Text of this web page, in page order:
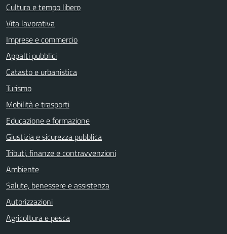
Cultura e tempo libero
Vita lavorativa
Imprese e commercio
Appalti pubblici
Catasto e urbanistica
Turismo
Mobilità e trasporti
Educazione e formazione
Giustizia e sicurezza pubblica
Tributi, finanze e contravvenzioni
Ambiente
Salute, benessere e assistenza
Autorizzazioni
Agricoltura e pesca